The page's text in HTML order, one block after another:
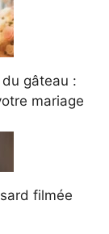
gâteau :
mariage
filmée